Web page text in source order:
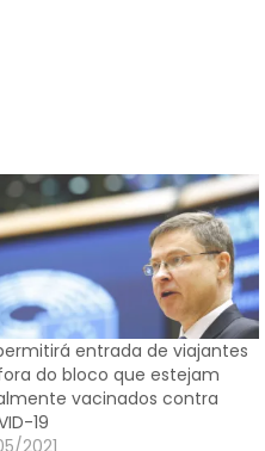
entrada de viajantes
do bloco que estejam
vacinados contra
19